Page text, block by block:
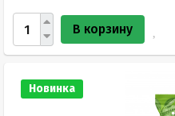
В корзину
Новинка